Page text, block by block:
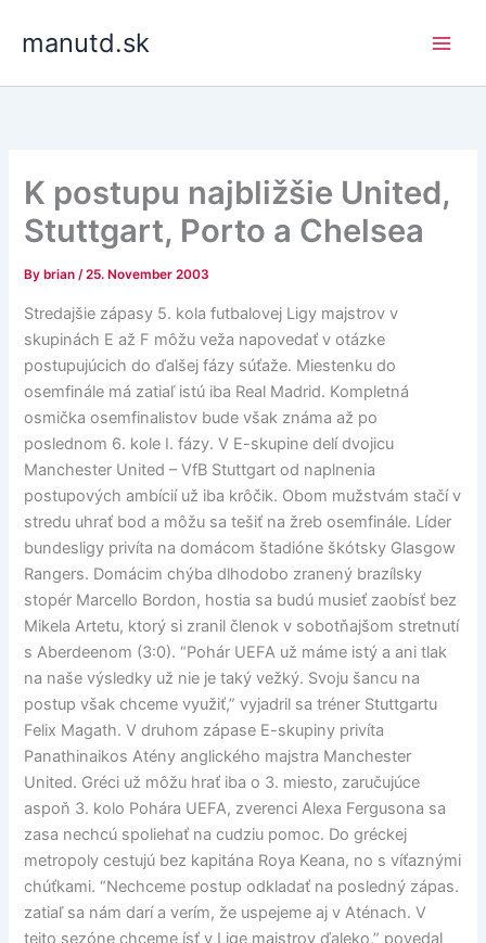
manutd.sk
K postupu najbližšie United,
Stuttgart, Porto a Chelsea
By brian/25. November 2003
Stredajšie zápasy 5. kola futbalovej Ligy majstrov v
skupinách E až F môžu veža napovedať v otázke
postupujúcich do ďalšej fázy súťaže. Miestenku do
osemfinále má zatiaľ istú iba Real Madrid. Kompletná
osmička osemfinalistov bude však známa až po
poslednom 6. kole I. fázy. V E-skupine delí dvojicu
Manchester United – VfB Stuttgart od naplnenia
postupových ambícií už iba krôčik. Obom mužstvám stačí v
stredu uhrať bod a môžu sa tešiť na žreb osemfinále. Líder
bundesligy privíta na domácom štadióne škótsky Glasgow
Rangers. Domácim chýba dlhodobo zranený brazílsky
stopér Marcello Bordon, hostia sa budú musieť zaobísť bez
Mikela Artetu, ktorý si zranil členok v sobotňajšom stretnutí
s Aberdeenom (3:0). “Pohár UEFA už máme istý a ani tlak
na naše výsledky už nie je taký vežký. Svoju šancu na
postup však chceme využiť,” vyjadril sa tréner Stuttgartu
Felix Magath. V druhom zápase E-skupiny privíta
Panathinaikos Atény anglického majstra Manchester
United. Gréci už môžu hrať iba o 3. miesto, zaručujúce
aspoň 3. kolo Pohára UEFA, zverenci Alexa Fergusona sa
zasa nechcú spoliehať na cudziu pomoc. Do gréckej
metropoly cestujú bez kapitána Roya Keana, no s víťaznými
chúťkami. “Nechceme postup odkladať na posledný zápas.
zatiaľ sa nám darí a verím, že uspejeme aj v Aténach. V
tejto sezóne chceme ísť v Lige majstrov ďaleko,” povedal